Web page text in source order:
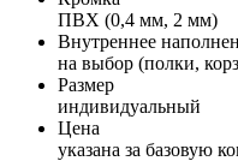
ПВХ (0,4 мм, 2 мм)
Внутреннее
на выбор (полки,
Размер
индивидуальный
Цена
указана за базовую